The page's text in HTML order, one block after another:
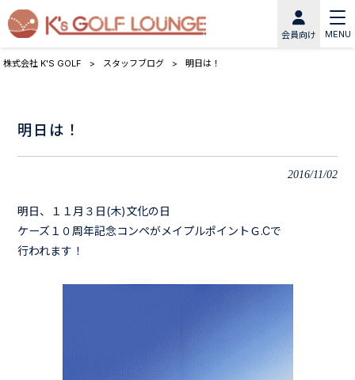
会員向け MENU
株式会社 K'S GOLF > スタッフブログ > 明日は！
明日は！
2016/11/02
明日、１１月３日(木)文化の日
ケーズ１０周年記念コンペがメイプルポイントＧ.Cで
行われます！